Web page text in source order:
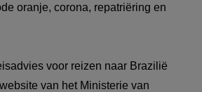
oranje, corona, repatriëring en
voor reizen naar Brazilië
van het Ministerie van